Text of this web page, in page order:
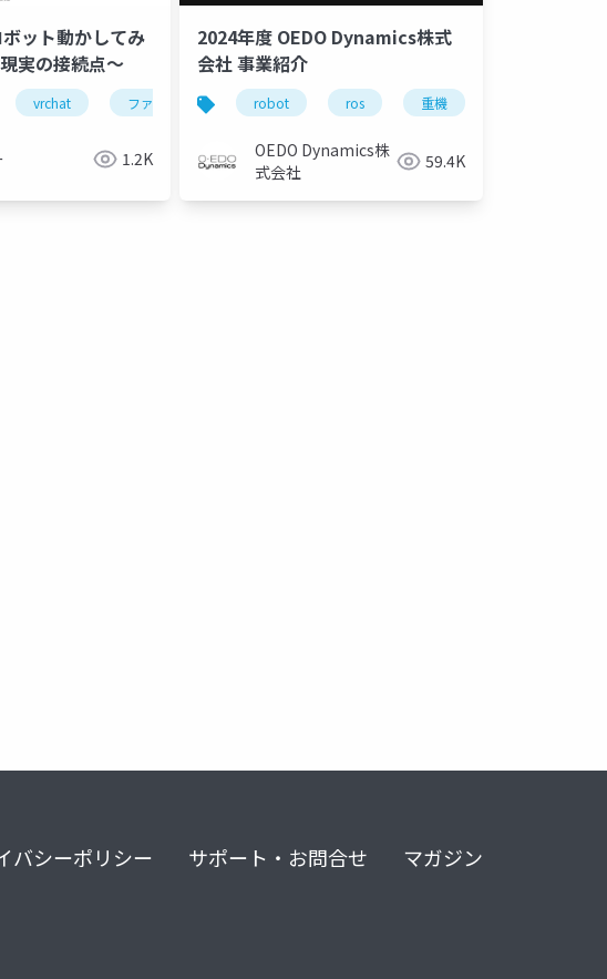
分散システム 時刻同期 pdu ハイブリッドシミュレーション
ット動かしてみ
実の接続点～
vrchat ファイバリオン
1.2K
2024年度 OEDO Dynamics株式
会社 事業紹介
robot ros 重機
OEDO Dynamics株
式会社
59.4K
バシーポリシー サポート・お問合せ マガジン